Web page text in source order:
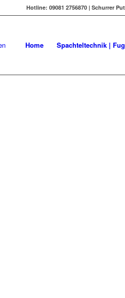
Hotline: 09081 2756870 | Schurrer
Home Spachteltechnik |